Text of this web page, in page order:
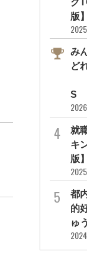
版
み
ど
S
就
キ
版
都
的
ゅ